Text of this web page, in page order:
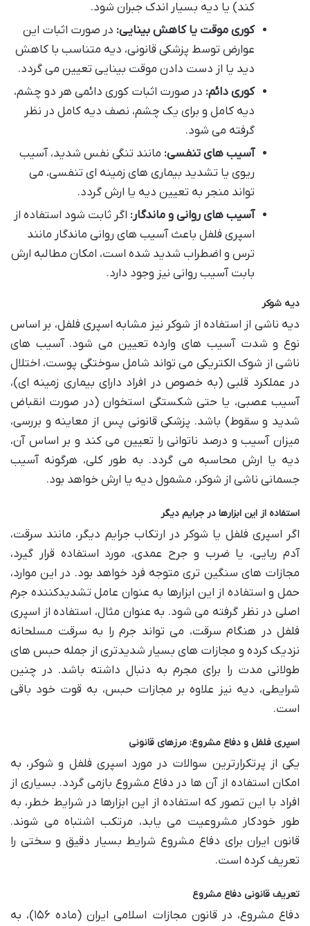
کند) یا دیه بسیار اندک جبران شود.
کوری موقت یا کاهش بینایی: در صورت اثبات این
عوارض توسط پزشکی قانونی، دیه متناسب با کاهش
دید یا از دست دادن موقت بینایی تعیین می گردد.
کوری دائم: در صورت اثبات کوری دائمی هر دو چشم،
دیه کامل و برای یک چشم، نصف دیه کامل در نظر
گرفته می شود.
آسیب های تنفسی: مانند تنگی نفس شدید، آسیب
ریوی یا تشدید بیماری های زمینه ای تنفسی، می
تواند منجر به تعیین دیه یا ارش گردد.
آسیب های روانی و ماندگار: اگر ثابت شود استفاده از
اسپری فلفل باعث آسیب های روانی ماندگار مانند
ترس و اضطراب شدید شده است، امکان مطالبه ارش
بابت آسیب روانی نیز وجود دارد.
دیه شوکر
دیه ناشی از استفاده از شوکر نیز مشابه اسپری فلفل، بر اساس
نوع و شدت آسیب های وارده تعیین می شود. آسیب های
ناشی از شوک الکتریکی می تواند شامل سوختگی پوست، اختلال
در عملکرد قلبی (به خصوص در افراد دارای بیماری زمینه ای)،
آسیب عصبی، یا حتی شکستگی استخوان (در صورت انقباض
شدید و سقوط) باشد. پزشکی قانونی پس از معاینه و بررسی،
میزان آسیب و درصد ناتوانی را تعیین می کند و بر اساس آن،
دیه یا ارش محاسبه می گردد. به طور کلی، هرگونه آسیب
جسمانی ناشی از شوکر، مشمول دیه یا ارش خواهد بود.
استفاده از این ابزارها در جرایم دیگر
اگر اسپری فلفل یا شوکر در ارتکاب جرایم دیگر، مانند سرقت،
آدم ربایی، یا ضرب و جرح عمدی، مورد استفاده قرار گیرد،
مجازات های سنگین تری متوجه فرد خواهد بود. در این موارد،
حمل و استفاده از این ابزارها به عنوان عامل تشدیدکننده جرم
اصلی در نظر گرفته می شود. به عنوان مثال، استفاده از اسپری
فلفل در هنگام سرقت، می تواند جرم را به سرقت مسلحانه
نزدیک کرده و مجازات های بسیار شدیدتری از جمله حبس های
طولانی مدت را برای مجرم به دنبال داشته باشد. در چنین
شرایطی، دیه نیز علاوه بر مجازات حبس، به قوت خود باقی
است.
اسپری فلفل و دفاع مشروع: مرزهای قانونی
یکی از پرتکرارترین سوالات در مورد اسپری فلفل و شوکر، به
امکان استفاده از آن ها در دفاع مشروع بازمی گردد. بسیاری از
افراد با این تصور که استفاده از این ابزارها در شرایط خطر، به
طور خودکار مشروعیت می یابد، مرتکب اشتباه می شوند.
قانون ایران برای دفاع مشروع شرایط بسیار دقیق و سختی را
تعریف کرده است.
تعریف قانونی دفاع مشروع
دفاع مشروع، در قانون مجازات اسلامی ایران (ماده ۱۵۶)، به